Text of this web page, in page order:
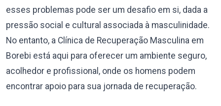
esses problemas pode ser um desafio em si, dada a
pressão social e cultural associada à masculinidade.
No entanto, a Clínica de Recuperação Masculina em
Borebi está aqui para oferecer um ambiente seguro,
acolhedor e profissional, onde os homens podem
encontrar apoio para sua jornada de recuperação.